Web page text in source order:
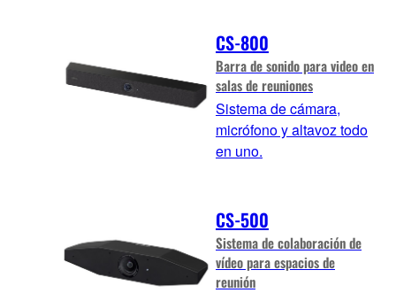
CS-800
Barra de sonido para video en
salas de reuniones
Sistema de cámara,
micrófono y altavoz todo
en uno.
CS-500
Sistema de colaboración de
vídeo para espacios de
reunión